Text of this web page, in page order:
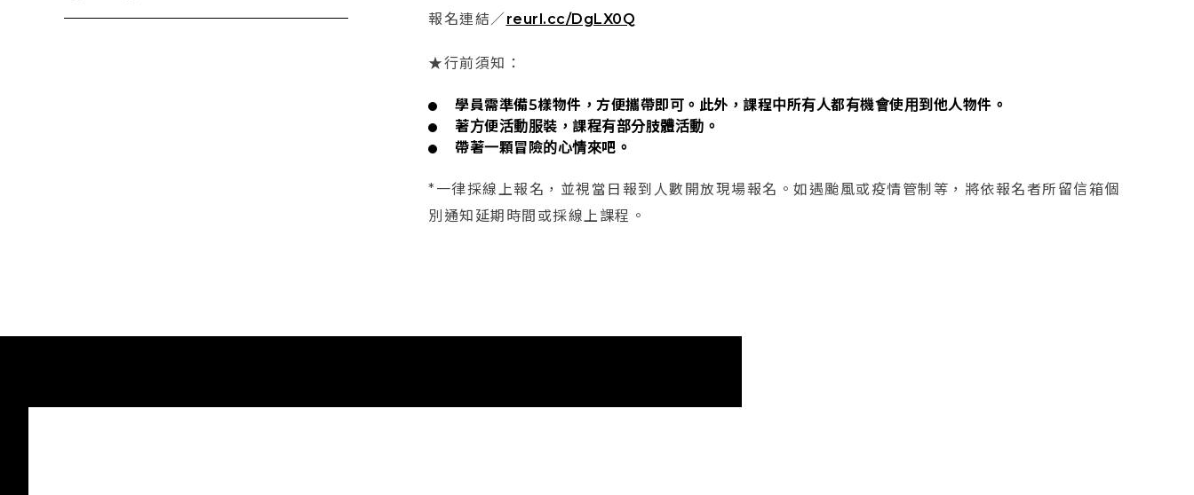
報名連結／ reurl.cc/DgLX0Q
★行前須知：
學員需準備5樣物件，方便攜帶即可。此外，課程中所有人都有機會使用到他人物件。
著方便活動服裝，課程有部分肢體活動。
帶著一顆冒險的心情來吧。
*一律採線上報名，並視當日報到人數開放現場報名。如遇颱風或疫情管制等，將依報名者所留信箱個
別通知延期時間或採線上課程。